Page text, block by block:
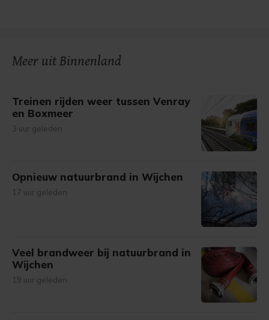
Meer uit Binnenland
Treinen rijden weer tussen Venray
en Boxmeer
3 uur geleden
Opnieuw natuurbrand in Wijchen
17 uur geleden
Veel brandweer bij natuurbrand in
Wijchen
19 uur geleden